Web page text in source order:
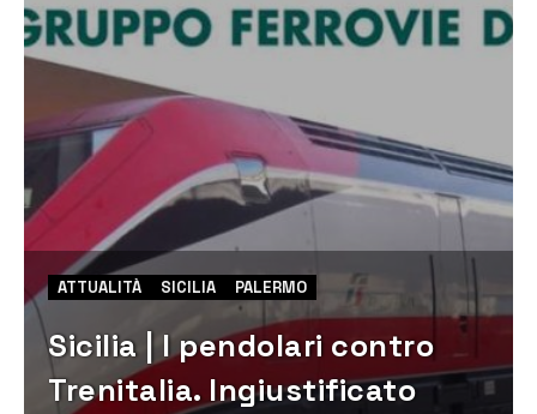
ATTUALITÀ SICILIA PALERMO
Sicilia | I pendolari contro
Trenitalia. Ingiustificato